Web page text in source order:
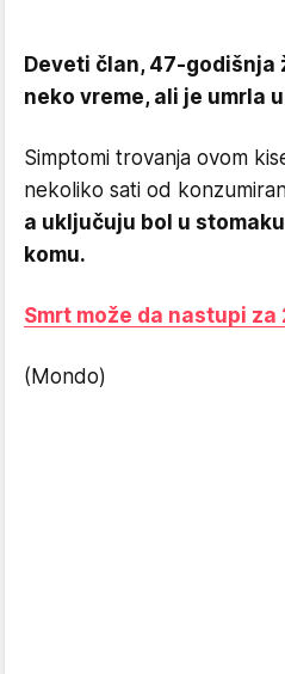
Deveti član, 47-godišnja
neko vreme, ali je umrla
Simptomi trovanja ovom
nekoliko sati od
a uključuju bol u
komu.
Smrt može da nastupi za
(Mondo)